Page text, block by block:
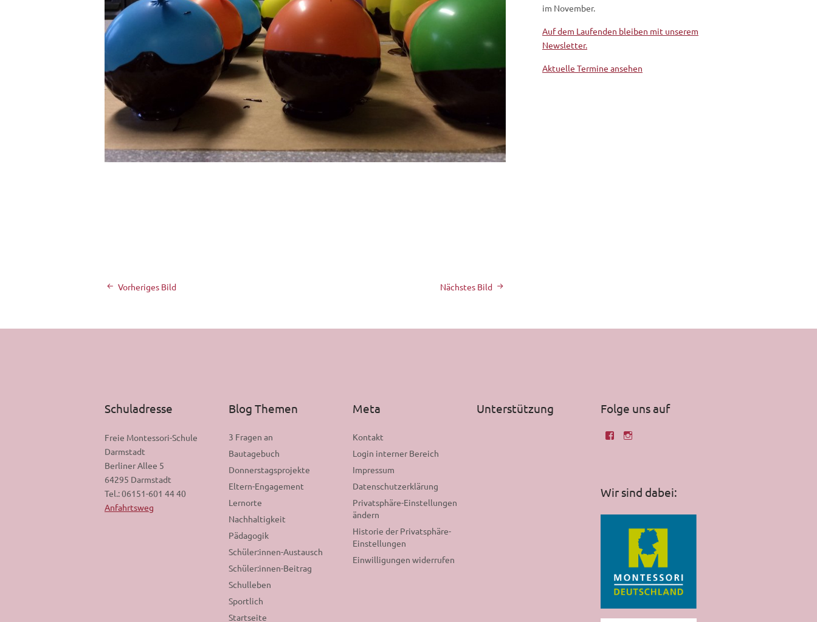
Nächstes Bild
Vorheriges Bild
im November.
Auf dem Laufenden bleiben mit unserem
Newsletter.
Aktuelle Termine ansehen
Schuladresse
Freie Montessori-Schule
Darmstadt
Berliner Allee 5
64295 Darmstadt
Tel.: 06151-601 44 40
Anfahrtsweg
Blog Themen
3 Fragen an
Bautagebuch
Donnerstagsprojekte
Eltern-Engagement
Lernorte
Nachhaltigkeit
Pädagogik
Schüler:innen-Austausch
Schüler:innen-Beitrag
Schulleben
Sportlich
Startseite
Meta
Kontakt
Login interner Bereich
Impressum
Datenschutzerklärung
Privatsphäre-Einstellungen
ändern
Historie der Privatsphäre-
Einstellungen
Einwilligungen widerrufen
Unterstützung Folge uns auf
Wir sind dabei: